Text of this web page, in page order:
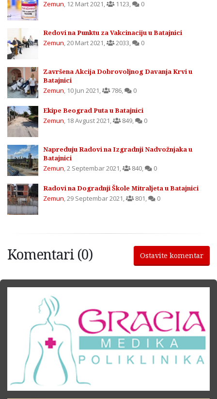
Zemun, 12 Mart 2021, 1123, 0
Redovi na Punktu za Vakcinaciju u Batajnici
Zemun,20 Mart 2021, 2033, 0
Završena Akcija Dobrovoljnog Davanja Krvi u
Batajnici
Zemun, 10 Jun 2021, 786, 0
Ekipe Beograd Puta u Batajnici
Zemun, 18 Avgust 2021, 849, 0
Napreduju Radovi na Izgradnji Nadvožnjaka u
Batajnici
Zemun,2 Septembar 2021, 840, 0
Radovi na Dogradnji Škole Mitraljeta u Batajnici
Zemun,29 Septembar 2021, 801, 0
Komentari (0) Ostavite komentar